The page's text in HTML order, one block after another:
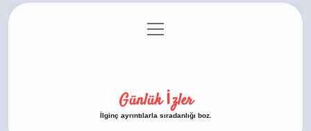
Gizlilik Politikası
menüyü
aç
Günlük İzler
İlginç ayrıntılarla sıradanlığı boz.